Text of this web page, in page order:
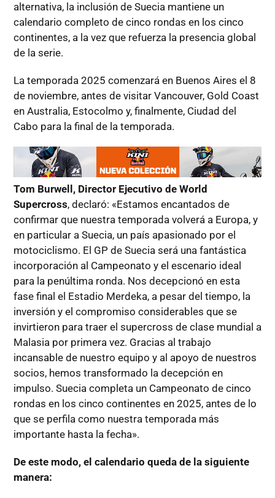
alternativa, la inclusión de Suecia mantiene un
calendario completo de cinco rondas en los cinco
continentes, a la vez que refuerza la presencia global
de la serie.
La temporada 2025 comenzará en Buenos Aires el 8
de noviembre, antes de visitar Vancouver, Gold Coast
en Australia, Estocolmo y, finalmente, Ciudad del
Cabo para la final de la temporada.
Tom Burwell, Director Ejecutivo de World
Supercross, declaró: «Estamos encantados de
confirmar que nuestra temporada volverá a Europa, y
en particular a Suecia, un país apasionado por el
motociclismo. El GP de Suecia será una fantástica
incorporación al Campeonato y el escenario ideal
para la penúltima ronda. Nos decepcionó en esta
fase final el Estadio Merdeka, a pesar del tiempo, la
inversión y el compromiso considerables que se
invirtieron para traer el supercross de clase mundial a
Malasia por primera vez. Gracias al trabajo
incansable de nuestro equipo y al apoyo de nuestros
socios, hemos transformado la decepción en
impulso. Suecia completa un Campeonato de cinco
rondas en los cinco continentes en 2025, antes de lo
que se perfila como nuestra temporada más
importante hasta la fecha».
De este modo, el calendario queda de la siguiente
manera: